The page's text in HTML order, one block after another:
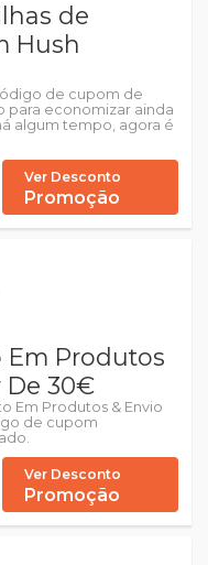
de
Hush
de cupom de
para economizar ainda
algum tempo, agora é
Ver Desconto
Promoção
Em Produtos
De 30€
Em Produtos & Envio
de cupom
Ver Desconto
Promoção